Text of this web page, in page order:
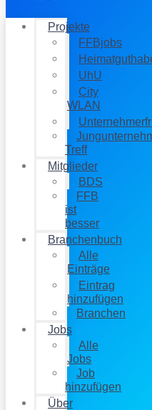
Projekte
FFBjobs
UhU
City
WLAN
Treff
Mitglieder
BDS
FFB
ist
besser
Branchenbuch
Alle
Einträge
Eintrag
hinzufügen
Branchen
Jobs
Alle
Jobs
Job
hinzufügen
Über